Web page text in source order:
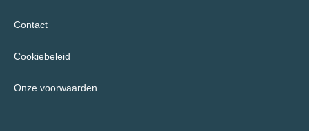
Contact
Cookiebeleid
Onze voorwaarden